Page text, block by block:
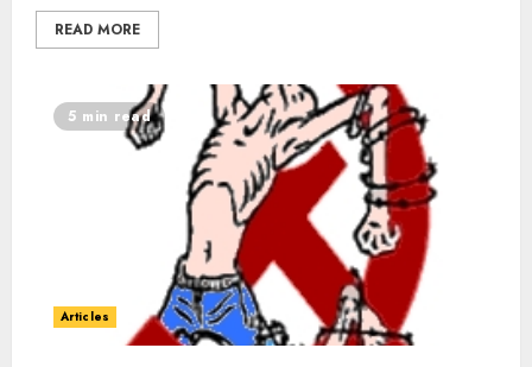
READ MORE
5 min read
Articles